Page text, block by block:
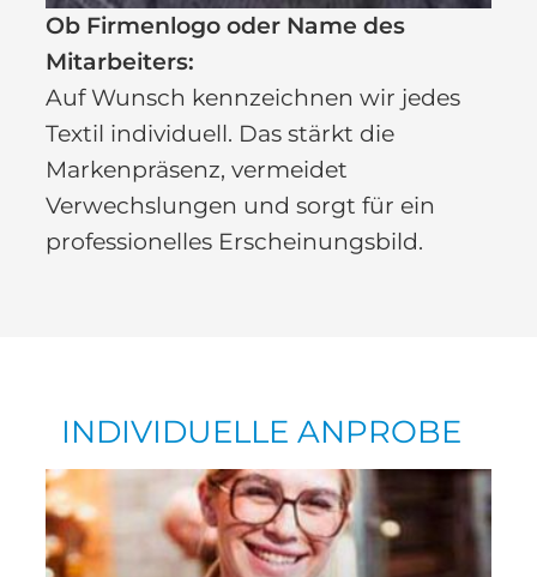
Ob Firmenlogo oder Name des
Mitarbeiters:
Auf Wunsch kennzeichnen wir jedes
Textil individuell. Das stärkt die
Markenpräsenz, vermeidet
Verwechslungen und sorgt für ein
professionelles Erscheinungsbild.
INDIVIDUELLE ANPROBE